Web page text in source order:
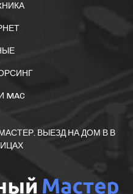
MAC
ВЫЕЗД НА ДОМ В В